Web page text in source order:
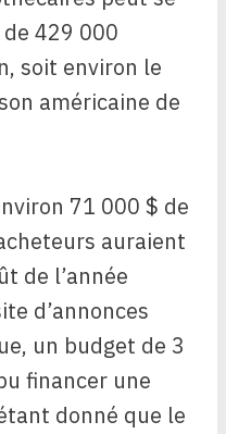
429 000
soit environ le
américaine de
71 000 $ de
auraient
de l’année
d’annonces
un budget de 3
financer une
donné que le